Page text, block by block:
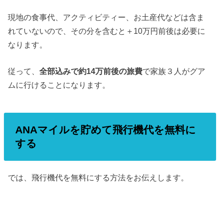
現地の食事代、アクティビティー、お土産代などは含ま
れていないので、その分を含むと＋10万円前後は必要に
なります。
従って、全部込みで約14万前後の旅費で家族３人がグア
ムに行けることになります。
ANAマイルを貯めて飛行機代を無料に
する
では、飛行機代を無料にする方法をお伝えします。